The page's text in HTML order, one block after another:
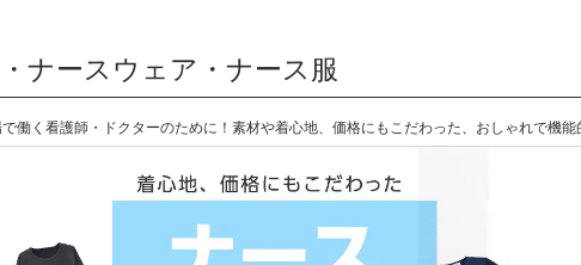
ナースウェア・ナース服
働く看護師・ドクターのために！素材や着心地、価格にもこだわった、おしゃれで機能